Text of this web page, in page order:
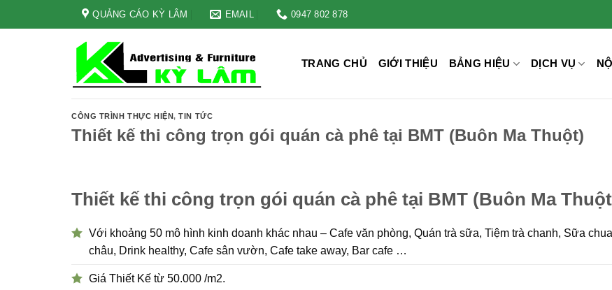
QUẢNG CÁO KỲ LÂM EMAIL 0947 802 878
TRANG CHỦ GIỚI THIỆU BẢNG HIỆU DỊCH VỤ
CÔNG TRÌNH THỰC HIỆN,TIN TỨC
Thiết kế thi công trọn gói quán cà phê tại BMT (Buôn Ma Thuột)
Thiết kế thi công trọn gói quán cà phê tại BMT (Buôn Ma
Với khoảng 50 mô hình kinh doanh khác nhau – Cafe văn phòng, Quán trà sữa, Tiệm trà chanh, Sữa
châu, Drink healthy, Cafe sân vườn, Cafe take away, Bar cafe …
Giá Thiết Kế từ 50.000 /m2.